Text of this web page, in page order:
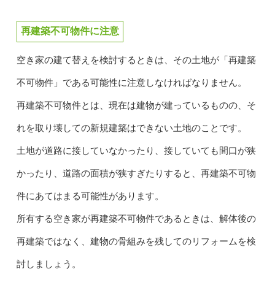
再建築不可物件に注意
空き家の建て替えを検討するときは、その土地が「再建築
不可物件」である可能性に注意しなければなりません。
再建築不可物件とは、現在は建物が建っているものの、そ
れを取り壊しての新規建築はできない土地のことです。
土地が道路に接していなかったり、接していても間口が狭
かったり、道路の面積が狭すぎたりすると、再建築不可物
件にあてはまる可能性があります。
所有する空き家が再建築不可物件であるときは、解体後の
再建築ではなく、建物の骨組みを残してのリフォームを検
討しましょう。